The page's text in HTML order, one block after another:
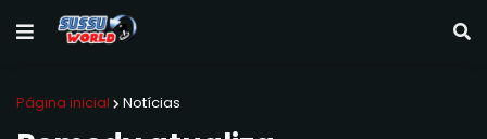
Página inicial Notícias